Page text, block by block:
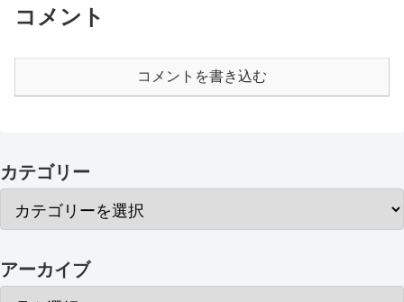
コメント
コメントを書き込む
カテゴリー
アーカイブ